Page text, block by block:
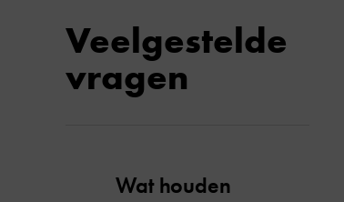
Veelgestelde
vragen
Wat houden